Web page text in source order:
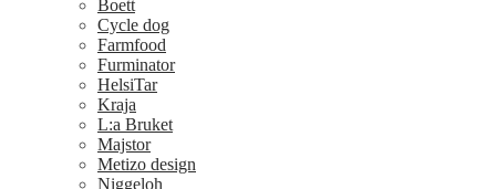
Boett
Cycle dog
Farmfood
Furminator
HelsiTar
Kraja
L:a Bruket
Majstor
Metizo design
Niggeloh